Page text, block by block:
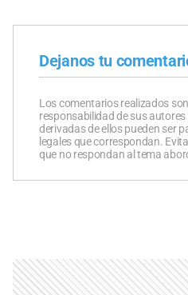
Dejanos tu
Los comentarios realizados
responsabilidad de sus
derivadas de ellos pueden ser
legales que correspondan.
que no respondan al tema